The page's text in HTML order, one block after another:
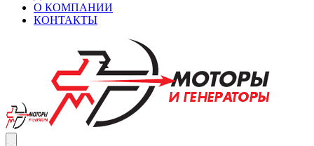
О КОМПАНИИ
КОНТАКТЫ